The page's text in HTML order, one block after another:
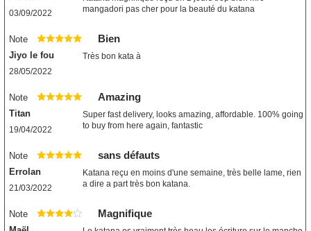
03/09/2022
mangadori pas cher pour la beauté du katana
Note Bien
Jiyo le fou
28/05/2022
Très bon kata à
Note Amazing
Titan
19/04/2022
Super fast delivery, looks amazing, affordable. 100% going
to buy from here again, fantastic
Note sans défauts
Errolan
21/03/2022
Katana reçu en moins d'une semaine, très belle lame, rien
a dire a part très bon katana.
Note Magnifique